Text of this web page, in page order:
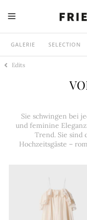
GALERIE SELECTION
Edits
Sie schwingen bei
und feminine
Trend. Sie sind
Hochzeitsgäste –